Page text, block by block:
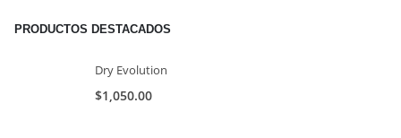
PRODUCTOS DESTACADOS
Dry Evolution
$1,050.00